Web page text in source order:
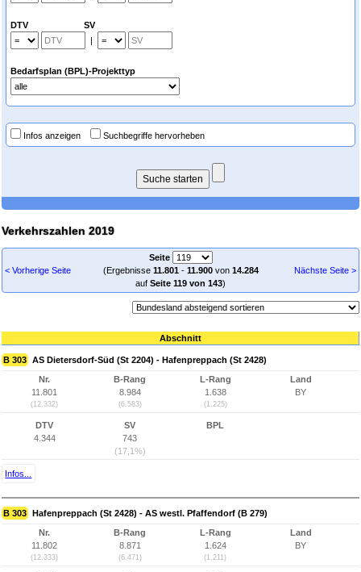
DTV SV
|
Bedarfsplan (BPL)-Projekttyp
Infos anzeigen Suchbegriffe hervorheben
Verkehrszahlen 2019
< Vorherige Seite
Seite
(Ergebnisse 11.801- 11.900von 14.284
auf Seite 119 von 143)
Nächste Seite >
Abschnitt
B 303 AS Dietersdorf-Süd (St 2204) - Hafenpreppach (St 2428)
Nr.
11.801
(12.332)
B-Rang
8.984
(6.583)
L-Rang
1.638
(1.225)
Land
BY
DTV
4.344
SV
743
(17,1%)
BPL
Infos...
B 303 Hafenpreppach (St 2428) - AS westl. Pfaffendorf (B 279)
Nr.
11.802
(12.333)
B-Rang
8.871
(6.471)
L-Rang
1.624
(1.211)
Land
BY